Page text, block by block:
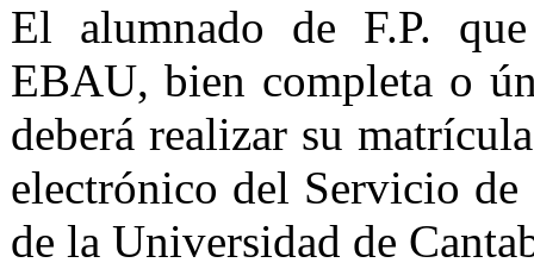
El alumnado de F.P.
EBAU, bien completa o
deberá realizar su
electrónico del Servicio de
de la Universidad de